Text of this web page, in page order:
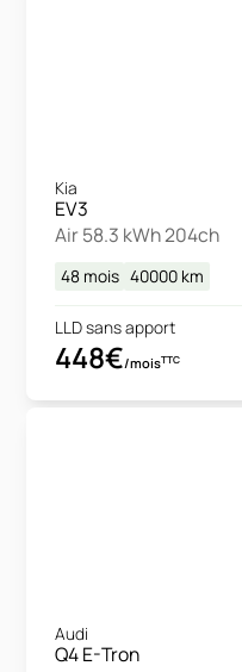
Kia
EV3
Air 58.3 kWh 204ch
48 mois 40000 km
LLD sans apport
448€/moisTTC
Audi
Q4 E-Tron